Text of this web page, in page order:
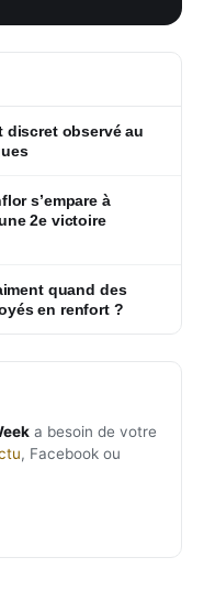
discret observé au
s’empare à
2e victoire
quand des
en renfort ?
a besoin de votre
, Facebook ou